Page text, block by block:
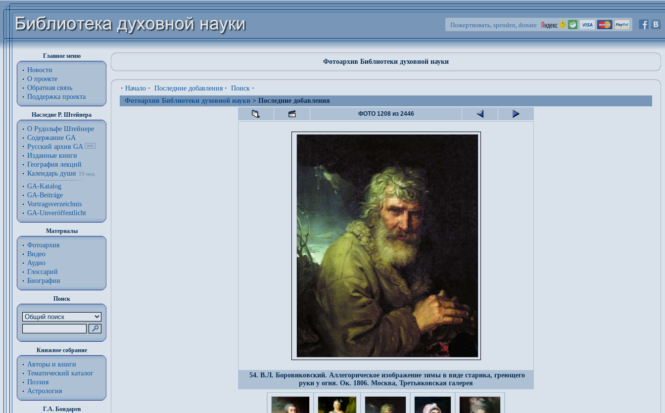
Пожертвовать, spenden, donate
Главное меню
Новости
О проекте
Обратная связь
Поддержка проекта
Наследие Р. Штейнера
О Рудольфе Штейнере
Содержание GA
Русский архив GA
Изданные книги
География лекций
Календарь души
19 нед.
GA-Katalog
GA-Beiträge
Vortragsverzeichnis
GA-Unveröffentlicht
Материалы
Фотоархив
Видео
Аудио
Глоссарий
Биографии
Поиск
Книжное собрание
Авторы и книги
Тематический каталог
Поэзия
Астрология
Г.А. Бондарев
Фотоархив Библиотеки духовной науки
· Начало · Последние добавления · Поиск ·
Фотоархив Библиотеки духовной науки > Последние добавления
ФОТО 1208 из 2446
54. В.Л. Боровиковский. Аллегорическое изображение зимы в виде старика, греющего
руки у огня. Ок. 1806. Москва, Третьяковская галерея